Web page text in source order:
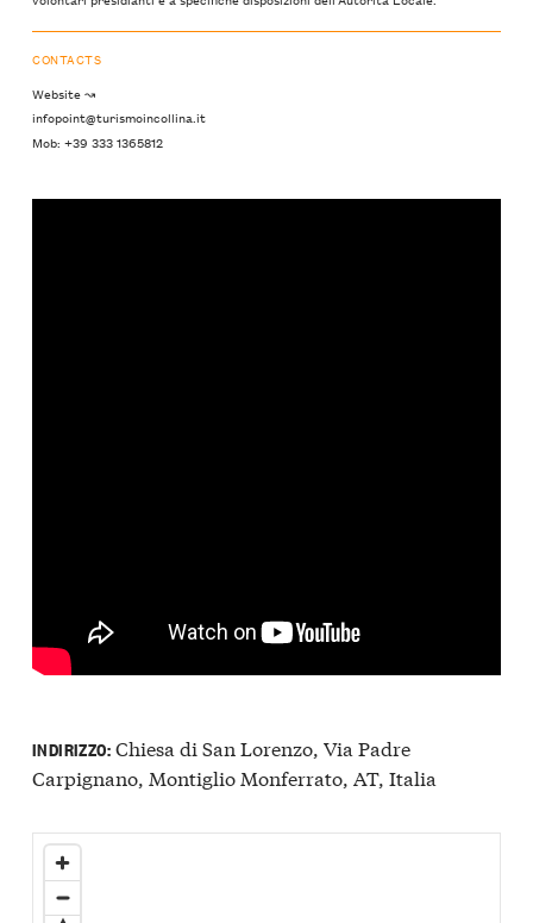
CONTACTS
Website ↝
infopoint@turismoincollina.it
Mob: +39 333 1365812
INDIRIZZO:Chiesa di San Lorenzo, Via Padre
Carpignano, Montiglio Monferrato, AT, Italia